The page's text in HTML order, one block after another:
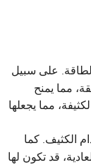
على سبيل
مما يمنح
مما يجعلها
الكثيف. كما
قد تكون لها